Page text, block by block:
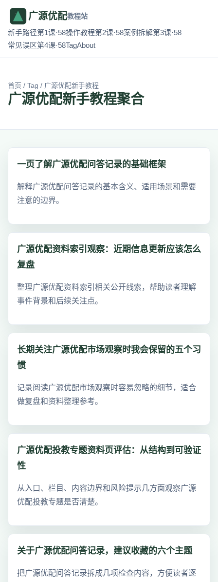
广源优配教程站
新手路径第1课·58操作教程第2课·58案例拆解第3课·58
常见误区第4课·58TagAbout
首页 / Tag / 广源优配新手教程
广源优配新手教程聚合
一页了解广源优配问答记录的基础框架
解释广源优配问答记录的基本含义、适用场景和需要
注意的边界。
广源优配资料索引观察：近期信息更新应该怎么
复盘
整理广源优配资料索引相关公开线索，帮助读者理解
事件背景和后续关注点。
长期关注广源优配市场观察时我会保留的五个习
惯
记录阅读广源优配市场观察时容易忽略的细节，适合
做复盘和资料整理参考。
广源优配投教专题资料页评估：从结构到可验证
性
从入口、栏目、内容边界和风险提示几方面观察广源
优配投教专题是否清楚。
关于广源优配问答记录，建议收藏的六个主题
把广源优配问答记录拆成几项检查内容，方便读者逐